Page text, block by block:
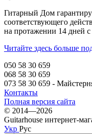
Гитарный Дом
соответствующего
на протажении 14 дней
Читайте здесь больше
050 58 30 659
068 58 30 659
073 58 30 659 -
Контакты
Полная версия сайта
© 2014—2026
Guitarhouse интернет-
Укр Рус